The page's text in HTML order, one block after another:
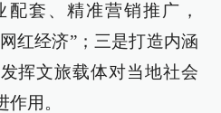
套、精准营销推广，
红经济”；三是打造内涵
挥文旅载体对当地社会
用。